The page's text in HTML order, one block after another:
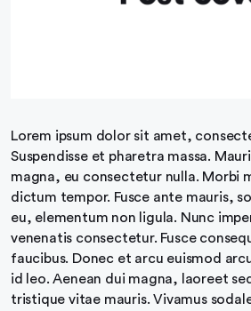
Lorem ipsum dolor sit amet,
Suspendisse et pharetra massa.
magna, eu consectetur nulla. Morbi
dictum tempor. Fusce ante mauris,
eu, elementum non ligula. Nunc
venenatis consectetur. Fusce
faucibus. Donec et arcu euismod
id leo. Aenean dui magna, laoreet
tristique vitae mauris. Vivamus